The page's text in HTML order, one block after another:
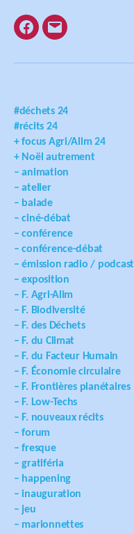
Facebook
E-
#déchets 24
#récits 24
+ focus Agri/Alim 24
+ Noël autrement
– animation
– atelier
– balade
– ciné-débat
– conférence
– conférence-débat
– émission radio / podcast
– exposition
– F. Agri-Alim
– F. Biodiversité
– F. des Déchets
– F. du Climat
– F. du Facteur Humain
– F. Économie circulaire
– F. Frontières planétaires
– F. Low-Techs
– F. nouveaux récits
– forum
– fresque
– gratiféria
– happening
– inauguration
– jeu
– marionnettes